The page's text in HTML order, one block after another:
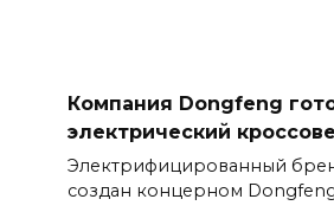
Компания Dongfeng
электрический
Электрифицированный
создан концерном